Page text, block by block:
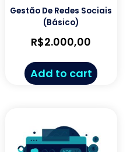
Gestão De Redes Sociais
(Básico)
R$2.000,00
Add to cart